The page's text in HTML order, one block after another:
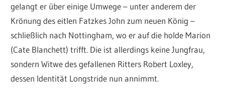
gelangt er über einige Umwege – unter anderem der
Krönung des eitlen Fatzkes John zum neuen König –
schließlich nach Nottingham, wo er auf die holde Marion
(Cate Blanchett) trifft. Die ist allerdings keine Jungfrau,
sondern Witwe des gefallenen Ritters Robert Loxley,
dessen Identität Longstride nun annimmt.